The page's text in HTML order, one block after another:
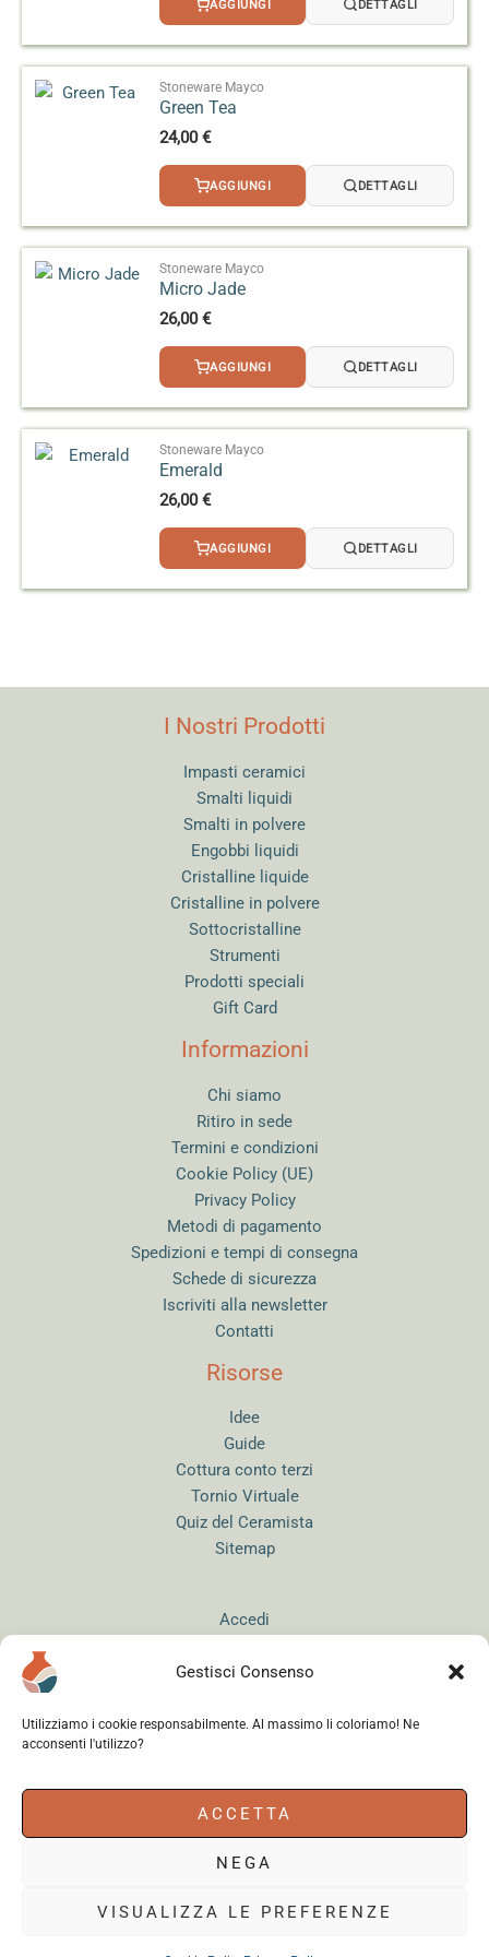
Gestisci Consenso
Utilizziamo i cookie responsabilmente. Al massimo li coloriamo! Ne
acconsenti l'utilizzo?
ACCETTA
NEGA
VISUALIZZA LE PREFERENZE
AGGIUNGI DETTAGLI
Stoneware Mayco
Green Tea
24,00€
AGGIUNGI DETTAGLI
Stoneware Mayco
Micro Jade
26,00€
AGGIUNGI DETTAGLI
Stoneware Mayco
Emerald
26,00€
AGGIUNGI DETTAGLI
I Nostri Prodotti
Impasti ceramici
Smalti liquidi
Smalti in polvere
Engobbi liquidi
Cristalline liquide
Cristalline in polvere
Sottocristalline
Strumenti
Prodotti speciali
Gift Card
Informazioni
Chi siamo
Ritiro in sede
Termini e condizioni
Cookie Policy (UE)
Privacy Policy
Metodi di pagamento
Spedizioni e tempi di consegna
Schede di sicurezza
Iscriviti alla newsletter
Contatti
Risorse
Idee
Guide
Cottura conto terzi
Tornio Virtuale
Quiz del Ceramista
Sitemap
Accedi
18179961000 - Copyright © 2026